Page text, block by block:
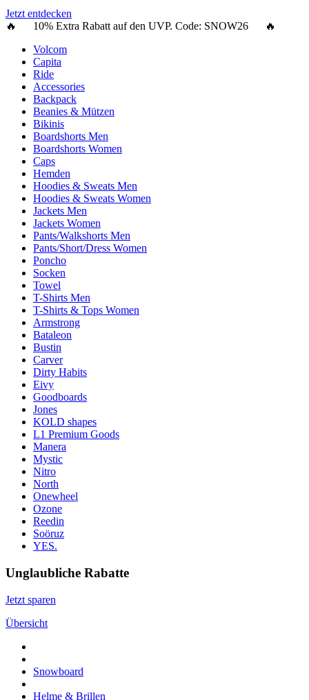
Jetzt entdecken
🔥 10% Extra Rabatt auf den UVP. Code: SNOW26 🔥
Volcom
Capita
Ride
Accessories
Backpack
Beanies & Mützen
Bikinis
Boardshorts Men
Boardshorts Women
Caps
Hemden
Hoodies & Sweats Men
Hoodies & Sweats Women
Jackets Men
Jackets Women
Pants/Walkshorts Men
Pants/Short/Dress Women
Poncho
Socken
Towel
T-Shirts Men
T-Shirts & Tops Women
Armstrong
Bataleon
Bustin
Carver
Dirty Habits
Eivy
Goodboards
Jones
KOLD shapes
L1 Premium Goods
Manera
Mystic
Nitro
North
Onewheel
Ozone
Reedin
Soöruz
YES.
Unglaubliche Rabatte
Jetzt sparen
Übersicht
Snowboard
Helme & Brillen